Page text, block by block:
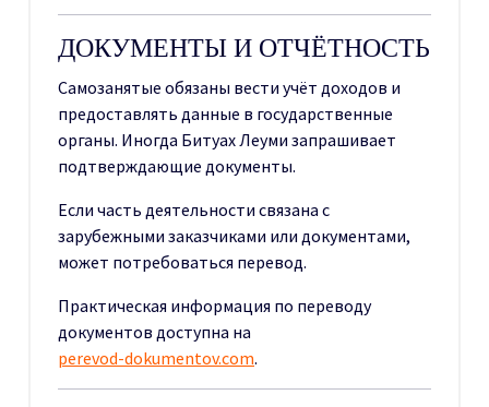
ДОКУМЕНТЫ И ОТЧЁТНОСТЬ
Самозанятые обязаны вести учёт доходов и
предоставлять данные в государственные
органы. Иногда Битуах Леуми запрашивает
подтверждающие документы.
Если часть деятельности связана с
зарубежными заказчиками или документами,
может потребоваться перевод.
Практическая информация по переводу
документов доступна на
perevod-dokumentov.com.